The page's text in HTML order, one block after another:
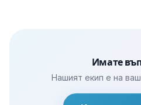
Имате
Нашият екип е на